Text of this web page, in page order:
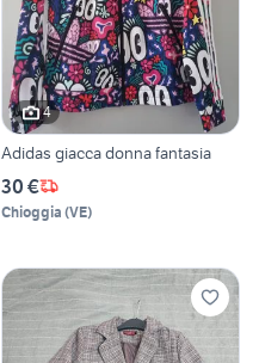
4
Adidas giacca donna fantasia
30 €
Chioggia (VE)